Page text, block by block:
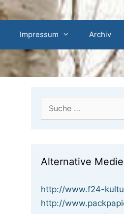
Impressum Archiv
nach:
Alternative
http://www.f24-
http://